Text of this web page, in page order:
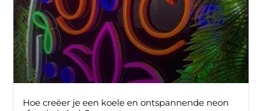
Hoe creëer je een koele en ontspannende neon